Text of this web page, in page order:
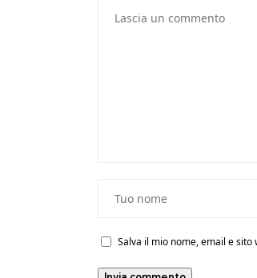
Salva il mio nome, email e